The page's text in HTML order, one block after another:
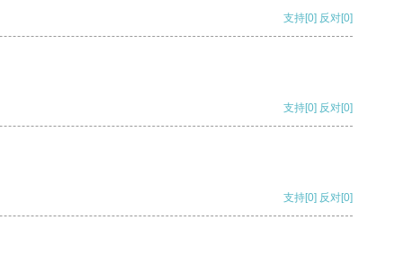
支持[0] 反对[0]
支持[0] 反对[0]
支持[0] 反对[0]